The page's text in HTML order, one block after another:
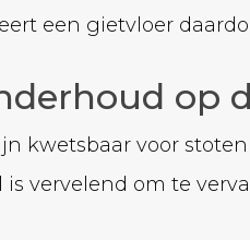
een gietvloer
op
kwetsbaar voor
vervelend om te